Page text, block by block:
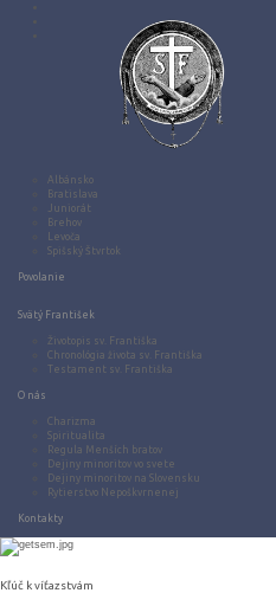
Albánsko
Bratislava
Juniorát
Brehov
Levoča
Spišský Štvrtok
Povolanie
Svätý František
Životopis sv. Františka
Chronológia života sv. Františka
Testament sv. Františka
O nás
Charizma
Spiritualita
Regula Menších bratov
Dejiny minoritov vo svete
Dejiny minoritov na Slovensku
Rytierstvo Nepoškvrnenej
Kontakty
Kľúč k víťazstvám